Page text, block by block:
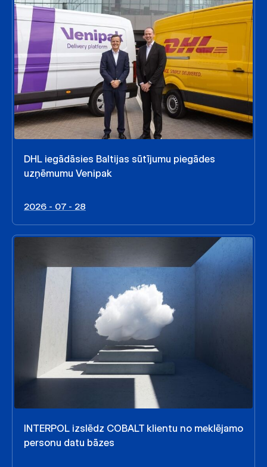
DHL iegādāsies Baltijas sūtījumu piegādes
uzņēmumu Venipak
2026 - 07 - 28
INTERPOL izslēdz COBALT klientu no meklējamo
personu datu bāzes